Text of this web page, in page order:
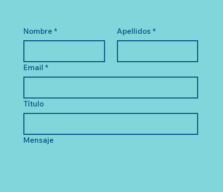
Nombre * Apellidos *
Email *
Título
Mensaje